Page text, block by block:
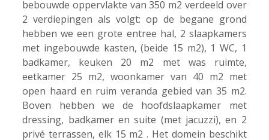
bebouwde oppervlakte van 350 m2 verdeeld over
2 verdiepingen als volgt: op de begane grond
hebben we een grote entree hal, 2 slaapkamers
met ingebouwde kasten, (beide 15 m2), 1 WC, 1
badkamer, keuken 20 m2 met was ruimte,
eetkamer 25 m2, woonkamer van 40 m2 met
open haard en ruim veranda gebied van 35 m2.
Boven hebben we de hoofdslaapkamer met
dressing, badkamer en suite (met jacuzzi), en 2
privé terrassen, elk 15 m2 . Het domein beschikt